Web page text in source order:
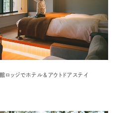
ロッジでホテル＆アウトドアステイ